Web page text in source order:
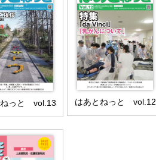
っと vol.13 はあとねっと vol.12